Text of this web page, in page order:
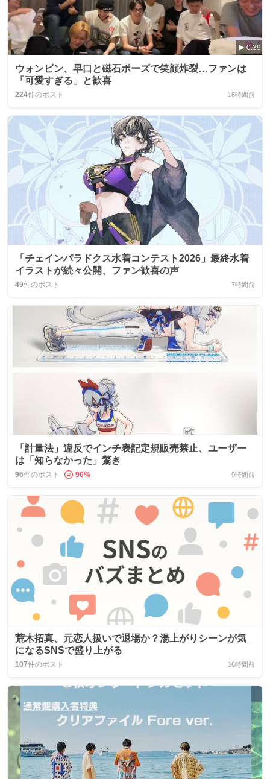
0:39
ウォンビン、早口と磁石ポーズで笑顔炸裂…ファンは
「可愛すぎる」と歓喜
224件のポスト 16時間前
「チェインパラドクス水着コンテスト2026」最終水着
イラストが続々公開、ファン歓喜の声
49件のポスト 7時間前
「計量法」違反でインチ表記定規販売禁止、ユーザー
は「知らなかった」驚き
96件のポスト 90% 9時間前
荒木拓真、元恋人扱いで退場か？湯上がりシーンが気
になるSNSで盛り上がる
107件のポスト 16時間前